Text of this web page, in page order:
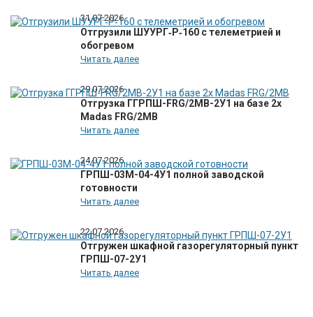
31.07.2026
Отгрузили ШУУРГ‑Р‑160 с телеметрией и
обогревом
Читать далее
29.07.2026
Отгрузка ГГРПШ-FRG/2MB-2У1 на базе 2х
Madas FRG/2MB
Читать далее
24.07.2026
ГРПШ-03М-04-4У1 полной заводской
готовности
Читать далее
22.07.2026
Отгружен шкафной газорегуляторный пункт
ГРПШ-07-2У1
Читать далее